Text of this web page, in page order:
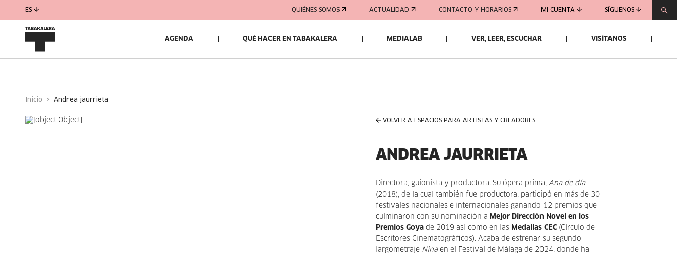
ES QUIÉNES SOMOS ACTUALIDAD CONTACTO Y HORARIOS MI CUENTA SÍGUENOS
AGENDA QUÉ HACER EN TABAKALERA MEDIALAB VER, LEER, ESCUCHAR VISÍTANOS
Inicio andrea jaurrieta
VOLVER A ESPACIOS PARA ARTISTAS Y CREADORES
ANDREA JAURRIETA
Directora, guionista y productora. Su ópera prima,Ana de día
(2018), de la cual también fue productora, participó en más de 30
festivales nacionales e internacionales ganando 12 premios que
culminaron con su nominación a Mejor Dirección Novel en los
Premios Goya de 2019 así como en las Medallas CEC (Círculo de
Escritores Cinematográficos). Acaba de estrenar su segundo
largometraje Ninaen el Festival de Málaga de 2024, donde ha